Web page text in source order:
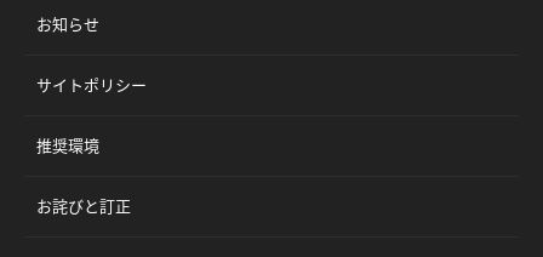
お知らせ
サイトポリシー
推奨環境
お詫びと訂正